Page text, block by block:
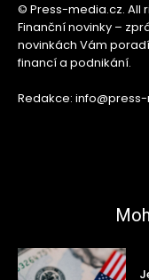
© Press-media.cz. All
Finanční novinky –
novinkách Vám
financí a podnikání.
Redakce: